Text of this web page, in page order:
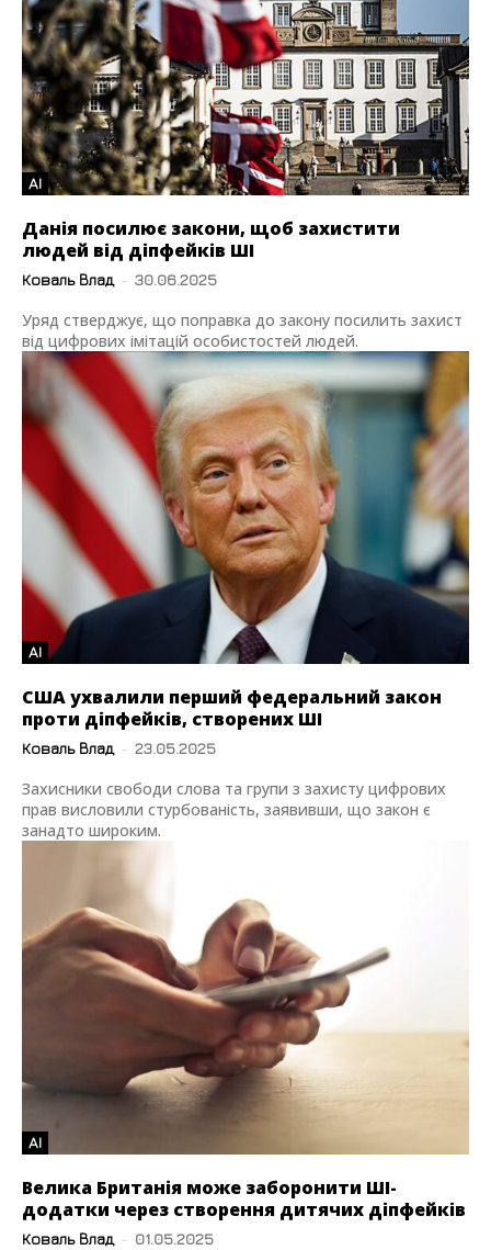
AI
Данія посилює закони, щоб захистити
людей від діпфейків ШІ
Коваль Влад - 30.06.2025
Уряд стверджує, що поправка до закону посилить захист
від цифрових імітацій особистостей людей.
AI
США ухвалили перший федеральний закон
проти діпфейків, створених ШІ
Коваль Влад - 23.05.2025
Захисники свободи слова та групи з захисту цифрових
прав висловили стурбованість, заявивши, що закон є
занадто широким.
AI
Велика Британія може заборонити ШІ-
додатки через створення дитячих діпфейків
Коваль Влад - 01.05.2025